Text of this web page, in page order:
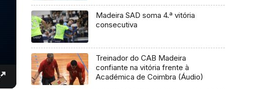
Madeira SAD soma 4.ª vitória
consecutiva
Treinador do CAB Madeira
confiante na vitória frente à
Académica de Coimbra (Áudio)